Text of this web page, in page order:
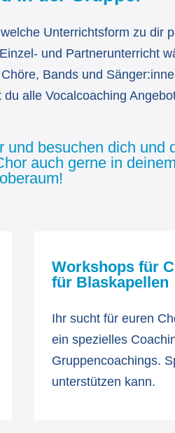
Unterrichtsform zu dir
und Partnerunterricht
Bands und
alle Vocalcoaching
und besuchen dich und
auch gerne in deinem
Workshops für
für Blaskapellen
Ihr sucht für euren
ein spezielles
Gruppencoachings.
unterstützen kann.